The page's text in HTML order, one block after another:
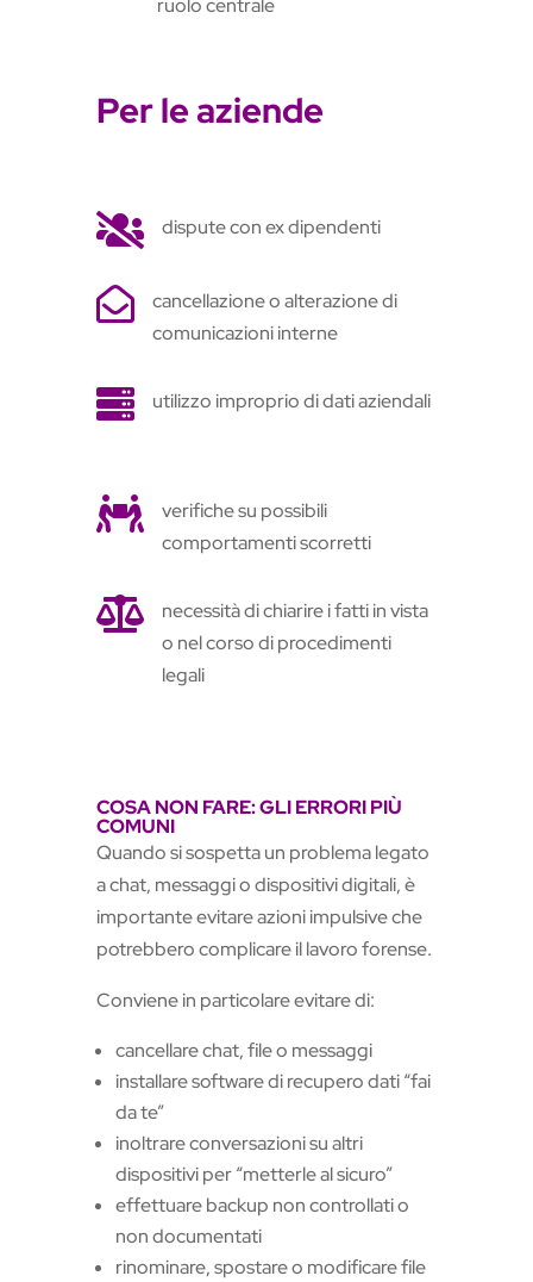
ruolo centrale
Per le aziende
 dispute con ex dipendenti

cancellazione o alterazione di
comunicazioni interne
 utilizzo improprio di dati aziendali

verifiche su possibili
comportamenti scorretti

necessità di chiarire i fatti in vista
o nel corso di procedimenti
legali
COSA NON FARE: GLI ERRORI PIÙ
COMUNI
Quando si sospetta un problema legato
a chat, messaggi o dispositivi digitali, è
importante evitare azioni impulsive che
potrebbero complicare il lavoro forense.
Conviene in particolare evitare di:
cancellare chat, file o messaggi
installare software di recupero dati “fai
da te”
inoltrare conversazioni su altri
dispositivi per “metterle al sicuro”
effettuare backup non controllati o
non documentati
rinominare, spostare o modificare file